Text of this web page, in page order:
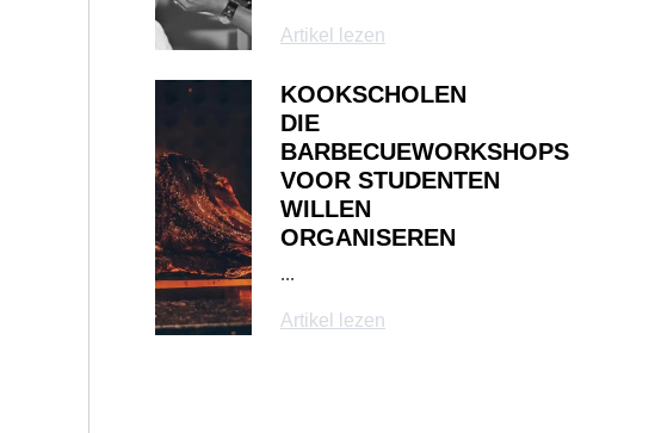
Artikel lezen
KOOKSCHOLEN
DIE
BARBECUEWORKSHOPS
VOOR STUDENTEN
WILLEN
ORGANISEREN
...
Artikel lezen